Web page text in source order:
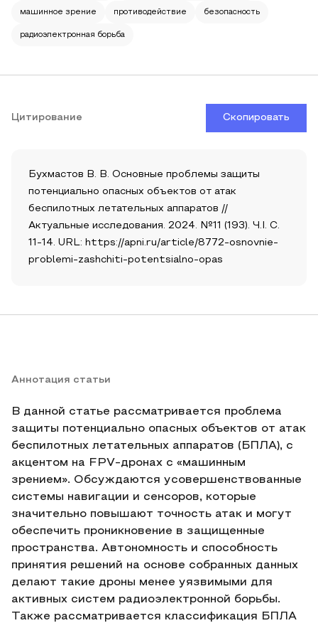
машинное зрение противодействие безопасность
радиоэлектронная борьба
Цитирование Скопировать
Бухмастов В. В. Основные проблемы защиты
потенциально опасных объектов от атак
беспилотных летательных аппаратов //
Актуальные исследования. 2024. №11 (193). Ч.I. С.
11-14. URL: https://apni.ru/article/8772-osnovnie-
problemi-zashchiti-potentsialno-opas
Аннотация статьи
В данной статье рассматривается проблема
защиты потенциально опасных объектов от атак
беспилотных летательных аппаратов (БПЛА), с
акцентом на FPV-дронах с «машинным
зрением». Обсуждаются усовершенствованные
системы навигации и сенсоров, которые
значительно повышают точность атак и могут
обеспечить проникновение в защищенные
пространства. Автономность и способность
принятия решений на основе собранных данных
делают такие дроны менее уязвимыми для
активных систем радиоэлектронной борьбы.
Также рассматривается классификация БПЛА